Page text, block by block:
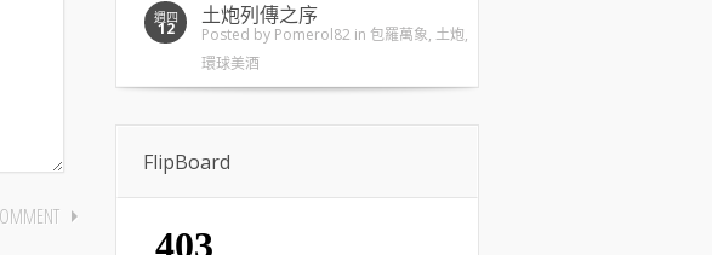
週四
12
土炮列傳之序
Posted by Pomerol82 in 包羅萬象, 土炮,
環球美酒
FlipBoard